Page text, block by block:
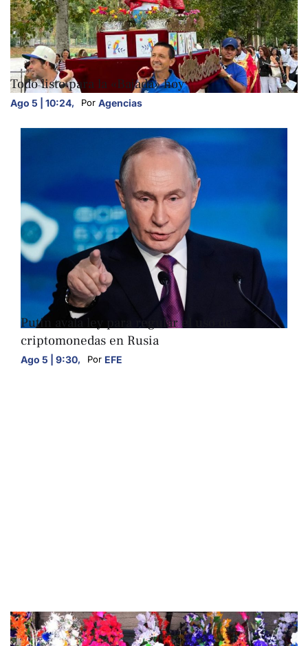
NACIONALES
Todo listo para la «Bajada» hoy
Ago 5 | 10:24, Por Agencias
NACIONALES
Putin avala ley para regular el uso de
criptomonedas en Rusia
Ago 5 | 9:30, Por EFE